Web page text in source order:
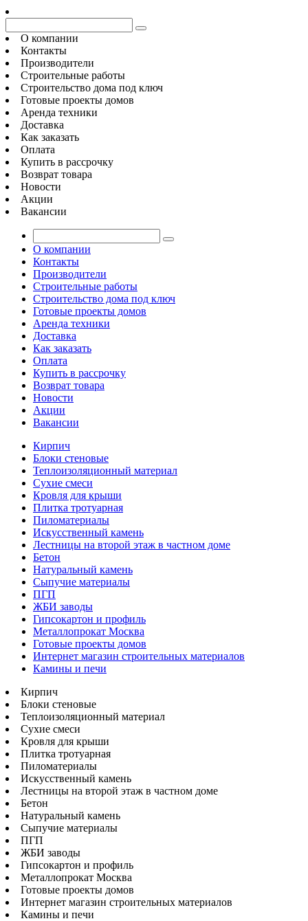
О компании
Контакты
Производители
Строительные работы
Строительство дома под ключ
Готовые проекты домов
Аренда техники
Доставка
Как заказать
Оплата
Купить в рассрочку
Возврат товара
Новости
Акции
Вакансии
О компании
Контакты
Производители
Строительные работы
Строительство дома под ключ
Готовые проекты домов
Аренда техники
Доставка
Как заказать
Оплата
Купить в рассрочку
Возврат товара
Новости
Акции
Вакансии
Кирпич
Блоки стеновые
Теплоизоляционный материал
Сухие смеси
Кровля для крыши
Плитка тротуарная
Пиломатериалы
Искусственный камень
Лестницы на второй этаж в частном доме
Бетон
Натуральный камень
Сыпучие материалы
ПГП
ЖБИ заводы
Гипсокартон и профиль
Металлопрокат Москва
Готовые проекты домов
Интернет магазин строительных материалов
Камины и печи
Кирпич
Блоки стеновые
Теплоизоляционный материал
Сухие смеси
Кровля для крыши
Плитка тротуарная
Пиломатериалы
Искусственный камень
Лестницы на второй этаж в частном доме
Бетон
Натуральный камень
Сыпучие материалы
ПГП
ЖБИ заводы
Гипсокартон и профиль
Металлопрокат Москва
Готовые проекты домов
Интернет магазин строительных материалов
Камины и печи